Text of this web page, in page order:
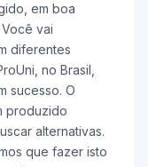
em boa
vai
diferentes
no Brasil,
sucesso. O
produzido
alternativas.
que fazer isto